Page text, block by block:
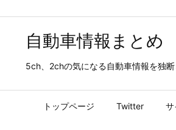
自動車情報まとめ
5ch、2chの気になる自動車情報を独
トップページ Twitter サ